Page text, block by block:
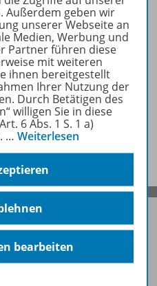
Service
Außerdem geben wir
unserer Webseite an
Medien, Werbung und
Partner führen diese
mit weiteren
ihnen bereitgestellt
Ihrer Nutzung der
Durch Betätigen des
willigen Sie in diese
6 Abs. 1 S. 1 a)
… Weiterlesen
bearbeiten